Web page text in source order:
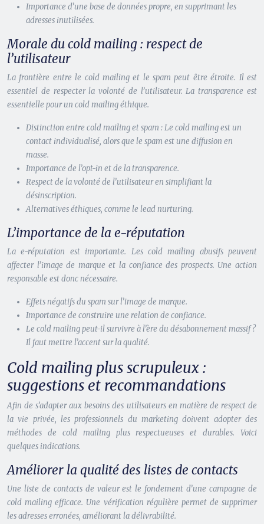
Importance d’une base de données propre, en supprimant les
adresses inutilisées.
Morale du cold mailing : respect de
l’utilisateur
La frontière entre le cold mailing et le spam peut être étroite. Il est
essentiel de respecter la volonté de l’utilisateur. La transparence est
essentielle pour un cold mailing éthique.
Distinction entre cold mailing et spam : Le cold mailing est un
contact individualisé, alors que le spam est une diffusion en
masse.
Importance de l’opt-in et de la transparence.
Respect de la volonté de l’utilisateur en simplifiant la
désinscription.
Alternatives éthiques, comme le lead nurturing.
L’importance de la e-réputation
La e-réputation est importante. Les cold mailing abusifs peuvent
affecter l’image de marque et la confiance des prospects. Une action
responsable est donc nécessaire.
Effets négatifs du spam sur l’image de marque.
Importance de construire une relation de confiance.
Le cold mailing peut-il survivre à l’ère du désabonnement massif ?
Il faut mettre l’accent sur la qualité.
Cold mailing plus scrupuleux :
suggestions et recommandations
Afin de s’adapter aux besoins des utilisateurs en matière de respect de
la vie privée, les professionnels du marketing doivent adopter des
méthodes de cold mailing plus respectueuses et durables. Voici
quelques indications.
Améliorer la qualité des listes de contacts
Une liste de contacts de valeur est le fondement d’une campagne de
cold mailing efficace. Une vérification régulière permet de supprimer
les adresses erronées, améliorant la délivrabilité.